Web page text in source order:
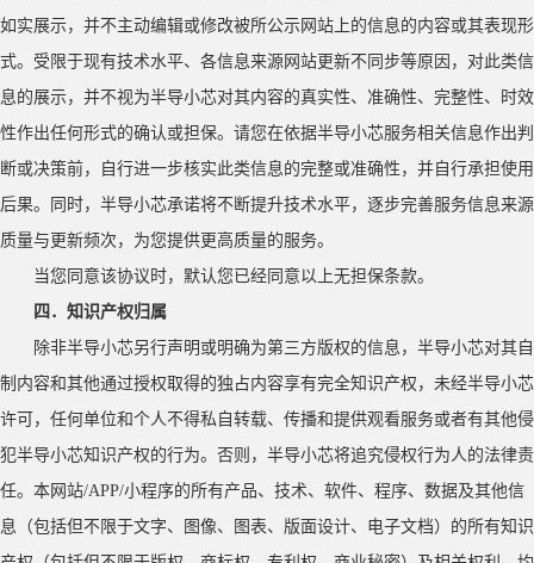
如实展示，并不主动编辑或修改被所公示网站上的信息的内容或其表现形
式。受限于现有技术水平、各信息来源网站更新不同步等原因，对此类信
息的展示，并不视为半导小芯对其内容的真实性、准确性、完整性、时效
性作出任何形式的确认或担保。请您在依据半导小芯服务相关信息作出判
断或决策前，自行进一步核实此类信息的完整或准确性，并自行承担使用
后果。同时，半导小芯承诺将不断提升技术水平，逐步完善服务信息来源
质量与更新频次，为您提供更高质量的服务。
当您同意该协议时，默认您已经同意以上无担保条款。
四．知识产权归属
除非半导小芯另行声明或明确为第三方版权的信息，半导小芯对其自
制内容和其他通过授权取得的独占内容享有完全知识产权，未经半导小芯
许可，任何单位和个人不得私自转载、传播和提供观看服务或者有其他侵
犯半导小芯知识产权的行为。否则，半导小芯将追究侵权行为人的法律责
任。本网站/APP/小程序的所有产品、技术、软件、程序、数据及其他信
息（包括但不限于文字、图像、图表、版面设计、电子文档）的所有知识